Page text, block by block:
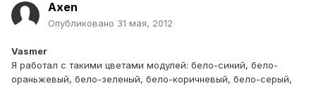
Axen
Опубликовано 31 мая, 2012
Vasmer
Я работал с такими цветами модулей: бело-синий, бело-
ораньжевый, бело-зеленый, бело-коричневый, бело-серый,